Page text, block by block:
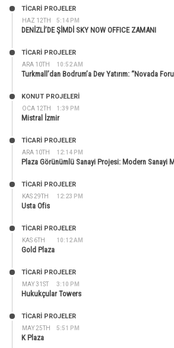
HAZ 12TH 5:14 PM
TİCARİ PROJELER
DENİZLİ’DE ŞİMDİ SKY NOW OFFICE ZAMANI
ARA 10TH 10:52 AM
TİCARİ PROJELER
Turkmall’dan Bodrum’a Dev Yatırım: “Novada
OCA 12TH 1:39 PM
KONUT PROJELERI
Mistral İzmir
ARA 10TH 12:14 PM
TİCARİ PROJELER
Plaza Görünümlü Sanayi Projesi: Modern Sanayi
KAS 29TH 12:23 PM
TİCARİ PROJELER
Usta Ofis
KAS 6TH 10:12 AM
TİCARİ PROJELER
Gold Plaza
MAY 31ST 3:10 PM
TİCARİ PROJELER
Hukukçular Towers
MAY 25TH 5:51 PM
TİCARİ PROJELER
K Plaza